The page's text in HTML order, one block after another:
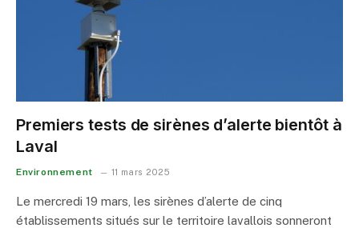
Premiers tests de sirènes d’alerte bientôt à
Laval
Environnement 11 mars 2025
Le mercredi 19 mars, les sirènes d’alerte de cinq
établissements situés sur le territoire lavallois sonneront